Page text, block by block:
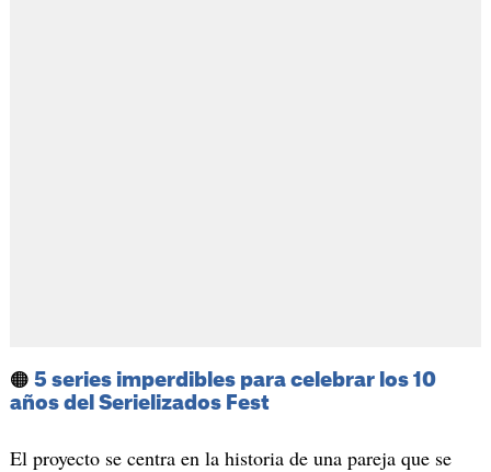
🟠 5 series imperdibles para celebrar los 10
años del Serielizados Fest
El proyecto se centra en la historia de una pareja que se